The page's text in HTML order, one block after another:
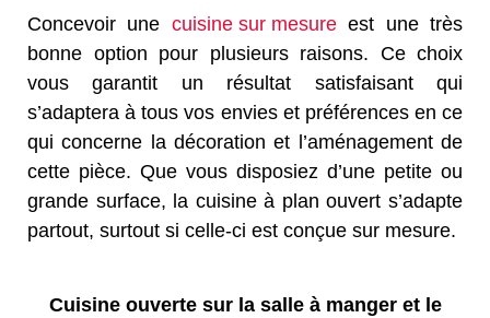
Concevoir une cuisine sur mesureest une très
bonne option pour plusieurs raisons. Ce choix
vous garantit un résultat satisfaisant qui
s’adaptera à tous vos envies et préférences en ce
qui concerne la décoration et l’aménagement de
cette pièce. Que vous disposiez d’une petite ou
grande surface, la cuisine à plan ouvert s’adapte
partout, surtout si celle-ci est conçue sur mesure.
Cuisine ouverte sur la salle à manger et le